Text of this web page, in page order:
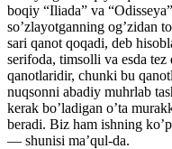
boqiy “Iliada” va
so’zlayotganning og’zidan
sari qanot qoqadi, deb
serifoda, timsolli va esda
qanotlaridir, chunki bu
nuqsonni abadiy muhrlab
kerak bo’ladigan o’ta
beradi. Biz ham ishning
— shunisi ma’qul-da.